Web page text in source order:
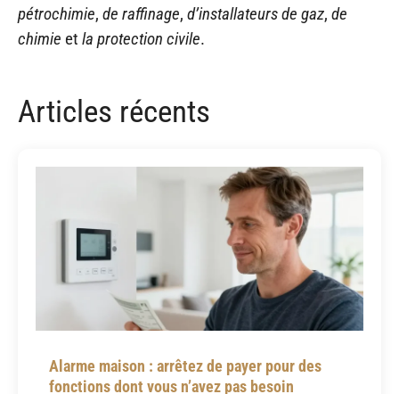
pétrochimie, de raffinage, d’installateurs de gaz, de
chimie et la protection civile.
Articles récents
Alarme maison : arrêtez de payer pour des
fonctions dont vous n’avez pas besoin